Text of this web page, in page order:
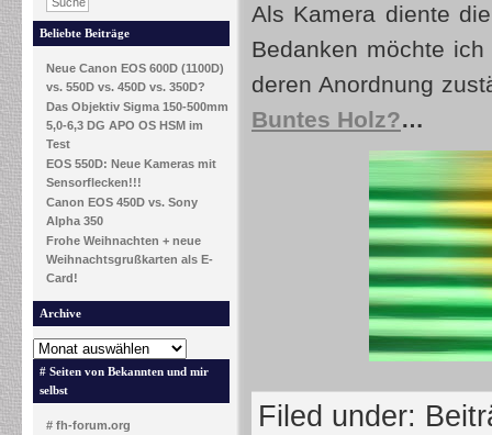
Beliebte Beiträge
Neue Canon EOS 600D (1100D)
vs. 550D vs. 450D vs. 350D?
Das Objektiv Sigma 150-500mm
5,0-6,3 DG APO OS HSM im
Test
EOS 550D: Neue Kameras mit
Sensorflecken!!!
Canon EOS 450D vs. Sony
Alpha 350
Frohe Weihnachten + neue
Weihnachtsgrußkarten als E-
Card!
Archive
# Seiten von Bekannten und mir
selbst
# fh-forum.org
Als Kamera diente die
Bedanken möchte
deren Anordnung
Buntes Holz?…
Filed under: